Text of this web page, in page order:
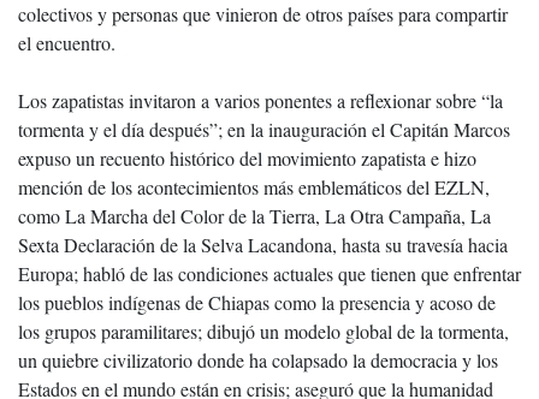
colectivos y personas que vinieron de otros países para compartir
el encuentro.
Los zapatistas invitaron a varios ponentes a reflexionar sobre “la
tormenta y el día después”; en la inauguración el Capitán Marcos
expuso un recuento histórico del movimiento zapatista e hizo
mención de los acontecimientos más emblemáticos del EZLN,
como La Marcha del Color de la Tierra, La Otra Campaña, La
Sexta Declaración de la Selva Lacandona, hasta su travesía hacia
Europa; habló de las condiciones actuales que tienen que enfrentar
los pueblos indígenas de Chiapas como la presencia y acoso de
los grupos paramilitares; dibujó un modelo global de la tormenta,
un quiebre civilizatorio donde ha colapsado la democracia y los
Estados en el mundo están en crisis; aseguró que la humanidad